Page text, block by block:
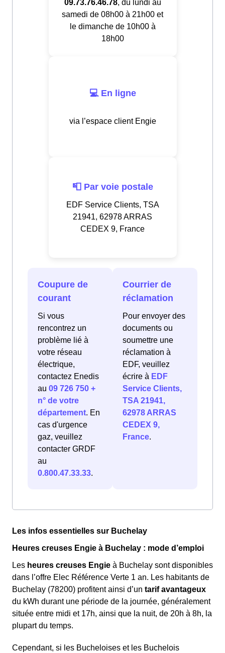
09.73.76.46.78, du lundi au
samedi de 08h00 à 21h00 et
le dimanche de 10h00 à
18h00
💻 En ligne
via l’espace client Engie
📮 Par voie postale
EDF Service Clients, TSA
21941, 62978 ARRAS
CEDEX 9, France
Coupure de
courant
Si vous
rencontrez un
problème lié à
votre réseau
électrique,
contactez Enedis
au 09 726 750 +
n° de votre
département. En
cas d'urgence
gaz, veuillez
contacter GRDF
au
0.800.47.33.33.
Courrier de
réclamation
Pour envoyer des
documents ou
soumettre une
réclamation à
EDF, veuillez
écrire à EDF
Service Clients,
TSA 21941,
62978 ARRAS
CEDEX 9,
France.
Les infos essentielles sur Buchelay
Heures creuses Engie à Buchelay : mode d’emploi
Les heures creuses Engie à Buchelay sont disponibles
dans l’offre Elec Référence Verte 1 an. Les habitants de
Buchelay (78200) profitent ainsi d’un tarif avantageux
du kWh durant une période de la journée, généralement
située entre midi et 17h, ainsi que la nuit, de 20h à 8h, la
plupart du temps.
Cependant, si les Bucheloises et les Buchelois